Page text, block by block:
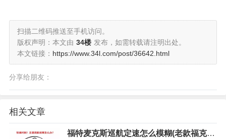
扫描二维码推送至手机访问。
版权声明：本文由 34楼 发布，如需转载请注明出处。
本文链接： https://www.34l.com/post/36642.html
分享给朋友：
相关文章
福特麦克斯巡航定速怎么模糊(老款福克斯